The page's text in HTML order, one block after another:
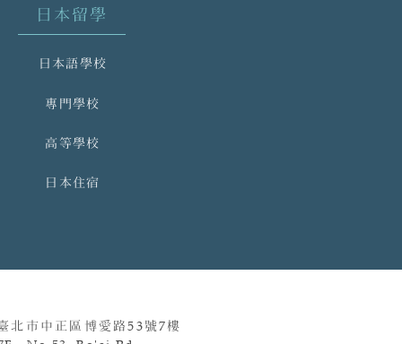
日本留學
日本語學校
專門學校
高等學校
日本住宿
北市中正區博愛路53號7樓